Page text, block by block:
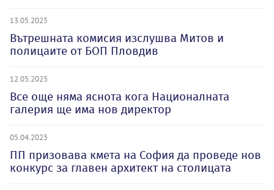
13.05.2025
Вътрешната комисия изслушва Митов и
полицаите от БОП Пловдив
12.05.2025
Все още няма яснота кога Националната
галерия ще има нов директор
05.04.2025
ПП призовава кмета на София да проведе нов
конкурс за главен архитект на столицата